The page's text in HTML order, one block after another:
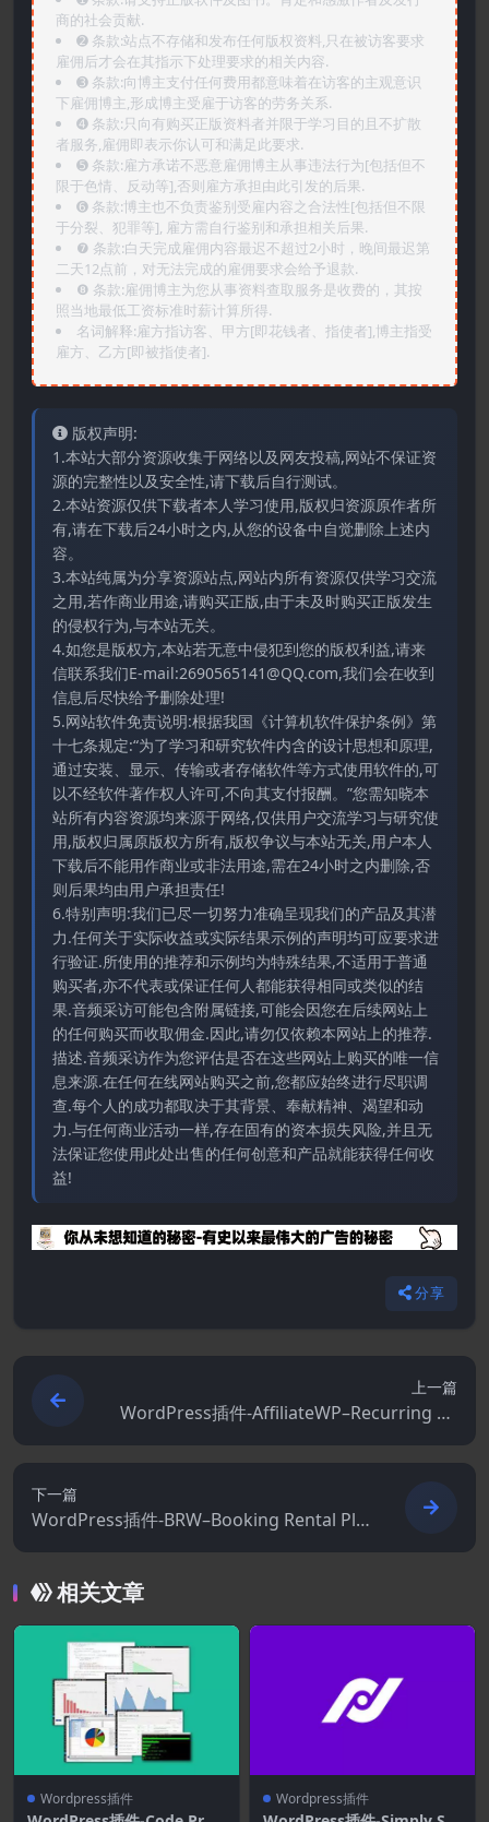
商的社会贡献.
➋️ 条款:站点不存储和发布任何版权资料,只在被访客要求
雇佣后才会在其指示下处理要求的相关内容.
➌️ 条款:向博主支付任何费用都意味着在访客的主观意识
下雇佣博主,形成博主受雇于访客的劳务关系.
➍️ 条款:只向有购买正版资料者并限于学习目的且不扩散
者服务,雇佣即表示你认可和满足此要求.
➎ 条款:雇方承诺不恶意雇佣博主从事违法行为[包括但不
限于色情、反动等],否则雇方承担由此引发的后果.
➏️ 条款:博主也不负责鉴别受雇内容之合法性[包括但不限
于分裂、犯罪等], 雇方需自行鉴别和承担相关后果.
❼ 条款:白天完成雇佣内容最迟不超过2小时，晚间最迟第
二天12点前，对无法完成的雇佣要求会给予退款.
❽ 条款:雇佣博主为您从事资料查取服务是收费的，其按
照当地最低工资标准时薪计算所得.
名词解释:雇方指访客、甲方[即花钱者、指使者],博主指受
雇方、乙方[即被指使者].
版权声明:
1.本站大部分资源收集于网络以及网友投稿,网站不保证资
源的完整性以及安全性,请下载后自行测试。
2.本站资源仅供下载者本人学习使用,版权归资源原作者所
有,请在下载后24小时之内,从您的设备中自觉删除上述内
容。
3.本站纯属为分享资源站点,网站内所有资源仅供学习交流
之用,若作商业用途,请购买正版,由于未及时购买正版发生
的侵权行为,与本站无关。
4.如您是版权方,本站若无意中侵犯到您的版权利益,请来
信联系我们E-mail:2690565141@QQ.com,我们会在收到
信息后尽快给予删除处理!
5.网站软件免责说明:根据我国《计算机软件保护条例》第
十七条规定:“为了学习和研究软件内含的设计思想和原理,
通过安装、显示、传输或者存储软件等方式使用软件的,可
以不经软件著作权人许可,不向其支付报酬。”您需知晓本
站所有内容资源均来源于网络,仅供用户交流学习与研究使
用,版权归属原版权方所有,版权争议与本站无关,用户本人
下载后不能用作商业或非法用途,需在24小时之内删除,否
则后果均由用户承担责任!
6.特别声明:我们已尽一切努力准确呈现我们的产品及其潜
力.任何关于实际收益或实际结果示例的声明均可应要求进
行验证.所使用的推荐和示例均为特殊结果,不适用于普通
购买者,亦不代表或保证任何人都能获得相同或类似的结
果.音频采访可能包含附属链接,可能会因您在后续网站上
的任何购买而收取佣金.因此,请勿仅依赖本网站上的推荐.
描述.音频采访作为您评估是否在这些网站上购买的唯一信
息来源.在任何在线网站购买之前,您都应始终进行尽职调
查.每个人的成功都取决于其背景、奉献精神、渴望和动
力.与任何商业活动一样,存在固有的资本损失风险,并且无
法保证您使用此处出售的任何创意和产品就能获得任何收
益!
分享
上一篇
WordPress插件-AffiliateWP–Recurring Re
ferrals 1.9.2[AffiliateWP拓展]
下一篇
WordPress插件-BRW–Booking Rental Plu
gin WooCommerce 1.5.3
相关文章
Wordpress插件 Wordpress插件